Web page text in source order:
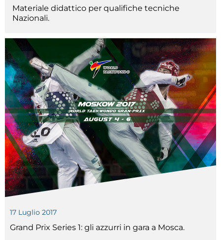
Videogallery
Cerca
Feed
Dove siamo
Federazione Trasparente
Fita HUB
Materiale didattico per qualifiche tecniche
Nazionali.
17 Luglio 2017
Grand Prix Series 1: gli azzurri in gara a Mosca.